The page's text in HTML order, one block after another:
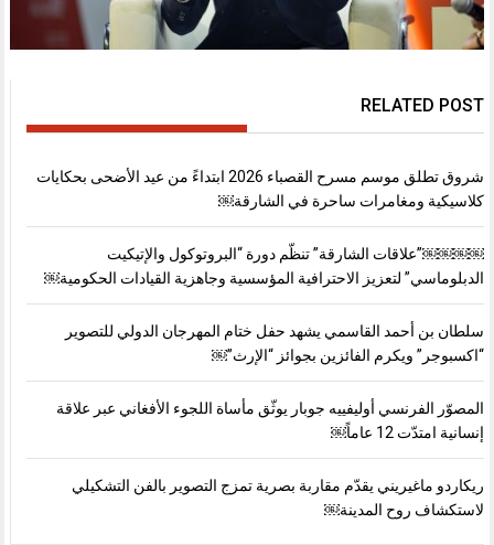
RELATED POST
شروق تطلق موسم مسرح القصباء 2026 ابتداءً من عيد الأضحى بحكايات
كلاسيكية ومغامرات ساحرة في الشارقة￼
￼￼￼￼”علاقات الشارقة” تنظّم دورة “البروتوكول والإتيكيت
الدبلوماسي” لتعزيز الاحترافية المؤسسية وجاهزية القيادات الحكومية￼
سلطان بن أحمد القاسمي يشهد حفل ختام المهرجان الدولي للتصوير
“اكسبوجر” ويكرم الفائزين بجوائز “الإرث”￼
المصوّر الفرنسي أوليفييه جوبار يوثّق مأساة اللجوء الأفغاني عبر علاقة
إنسانية امتدّت 12 عاماً￼
ريكاردو ماغيريني يقدّم مقاربة بصرية تمزج التصوير بالفن التشكيلي
لاستكشاف روح المدينة￼